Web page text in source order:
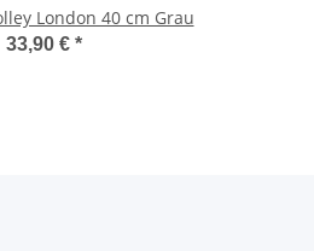
London 40 cm Grau
33,90 € *